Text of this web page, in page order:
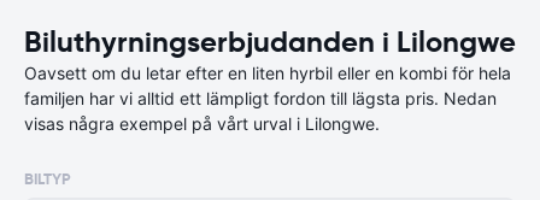
Biluthyrningserbjudanden i Lilongwe
Oavsett om du letar efter en liten hyrbil eller en kombi för hela
familjen har vi alltid ett lämpligt fordon till lägsta pris. Nedan
visas några exempel på vårt urval i Lilongwe.
BILTYP